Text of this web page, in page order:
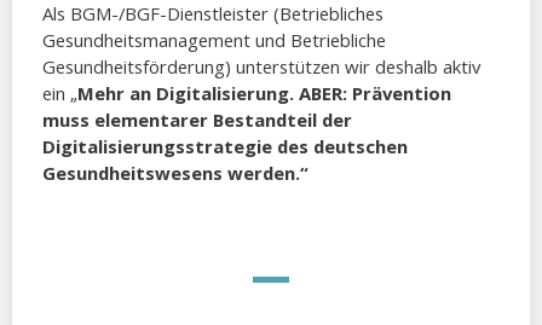
Als BGM-/BGF-Dienstleister (Betriebliches
Gesundheitsmanagement und Betriebliche
Gesundheitsförderung) unterstützen wir deshalb aktiv
ein „Mehr an Digitalisierung. ABER: Prävention
muss elementarer Bestandteil der
Digitalisierungsstrategie des deutschen
Gesundheitswesens werden.“